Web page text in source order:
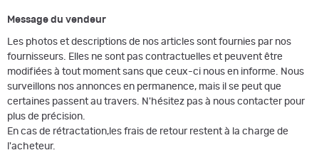
Message du vendeur
Les photos et descriptions de nos articles sont fournies par nos
fournisseurs. Elles ne sont pas contractuelles et peuvent être
modifiées à tout moment sans que ceux-ci nous en informe. Nous
surveillons nos annonces en permanence, mais il se peut que
certaines passent au travers. N'hésitez pas à nous contacter pour
plus de précision.
En cas de rétractation,les frais de retour restent à la charge de
l'acheteur.